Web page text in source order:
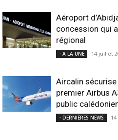
Aéroport
concession qui
régional
- A LA UNE 14 juillet
Aircalin
premier Airbus
public
- DERNIÈRES NEWS